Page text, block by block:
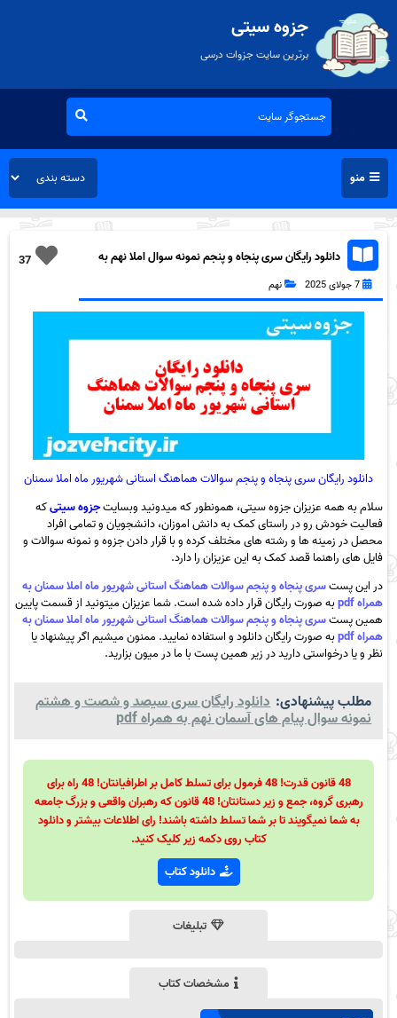
جزوه سیتی
برترین سایت جزوات درسی
منو
37
دانلود رایگان سری پنجاه و پنجم نمونه سوال املا نهم به
7 جولای 2025 نهم
دانلود رایگان سری پنجاه و پنجم سوالات هماهنگ استانی شهریور ماه املا سمنان
سلام به همه عزیزان جزوه سیتی، همونطور که میدونید وبسایتجزوه سیتیکه
فعالیت خودش رو در راستای کمک به دانش اموزان، دانشجویان و تمامی افراد
محصل در زمینه ها و رشته های مختلف کرده و با قرار دادن جزوه و نمونه سوالات و
فایل های راهنما قصد کمک به این عزیزان را دارد.
در این پستسری پنجاه و پنجم سوالات هماهنگ استانی شهریور ماه املا سمنان به
همراه pdf
به صورت رایگان قرار داده شده است. شما عزیزان میتونید از قسمت پایین
همین پستسری پنجاه و پنجم سوالات هماهنگ استانی شهریور ماه املا سمنان به
همراه pdf
به صورت رایگان دانلود و استفاده نمایید. ممنون میشیم اگر پیشنهاد یا
نظر و یا درخواستی دارید در زیر همین پست با ما در میون بزارید.
مطلب پیشنهادی: دانلود رایگان سری سیصد و شصت و هشتم
نمونه سوال پیام های آسمان نهم به همراه pdf
48 قانون قدرت! 48 فرمول برای تسلط کامل بر اطرافیانتان! 48 راه برای
رهبری گروه، جمع و زیر دستانتان! 48 قانون که رهبران واقعی و بزرگ جامعه
به شما نمیگویند تا بر شما تسلط داشته باشند! رای اطلاعات بیشتر و دانلود
کتاب روی دکمه زیر کلیک کنید.
دانلود کتاب
تبلیغات
مشخصات کتاب